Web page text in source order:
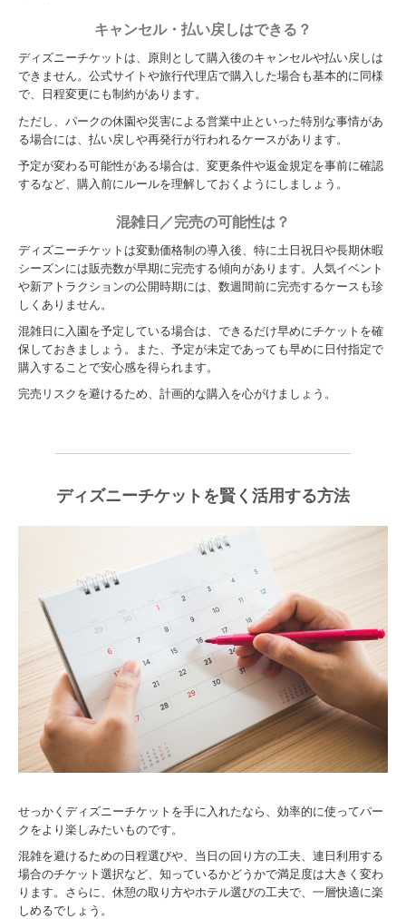
キャンセル・払い戻しはできる？
ディズニーチケットは、原則として購入後のキャンセルや払い戻しは
できません。公式サイトや旅行代理店で購入した場合も基本的に同様
で、日程変更にも制約があります。
ただし、パークの休園や災害による営業中止といった特別な事情があ
る場合には、払い戻しや再発行が行われるケースがあります。
予定が変わる可能性がある場合は、変更条件や返金規定を事前に確認
するなど、購入前にルールを理解しておくようにしましょう。
混雑日／完売の可能性は？
ディズニーチケットは変動価格制の導入後、特に土日祝日や長期休暇
シーズンには販売数が早期に完売する傾向があります。人気イベント
や新アトラクションの公開時期には、数週間前に完売するケースも珍
しくありません。
混雑日に入園を予定している場合は、できるだけ早めにチケットを確
保しておきましょう。また、予定が未定であっても早めに日付指定で
購入することで安心感を得られます。
完売リスクを避けるため、計画的な購入を心がけましょう。
ディズニーチケットを賢く活用する方法
せっかくディズニーチケットを手に入れたなら、効率的に使ってパー
クをより楽しみたいものです。
混雑を避けるための日程選びや、当日の回り方の工夫、連日利用する
場合のチケット選択など、知っているかどうかで満足度は大きく変わ
ります。さらに、休憩の取り方やホテル選びの工夫で、一層快適に楽
しめるでしょう。